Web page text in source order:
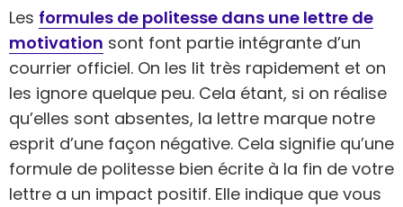
Les formules de politesse dans une lettre de
motivation sont font partie intégrante d’un
courrier officiel. On les lit très rapidement et on
les ignore quelque peu. Cela étant, si on réalise
qu’elles sont absentes, la lettre marque notre
esprit d’une façon négative. Cela signifie qu’une
formule de politesse bien écrite à la fin de votre
lettre a un impact positif. Elle indique que vous